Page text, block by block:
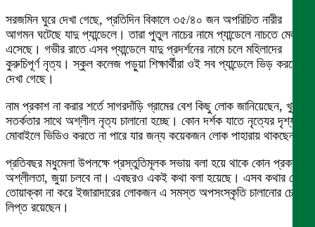
সরজমিন ঘুরে দেখা গেছে, প্রতিদিন বিকালে ৩৫/৪০ জন অপরিচিত নারীর
আগমন ঘটেছে যাদু প্যান্ডেলে। তারা পুতুল নাচের নামে প্যান্ডেলে নাচতে মেলায়
এসেছে। গভীর রাতে এসব প্যান্ডেলে যাদু প্রদর্শনের নামে চলে মহিলাদের
কুরুচিপূর্ণ নৃত্য। স্কুল কলেজ পড়ুয়া শিক্ষার্থীরা ওই সব প্যান্ডেলে ভিড় করতে
দেখা গেছে।
নাম প্রকাশ না করার শর্তে সাগরদাঁড়ি গ্রামের বেশ কিছু লোক জানিয়েছেন, খুব
সতর্কতার সাথে অশ্লীল নৃত্য চালানো হচ্ছে। কোন দর্শক যাতে নৃত্যের দৃশ্য
মোবাইলে ভিডিও করতে না পারে যার জন্য কয়েকজন লোক পাহারায় থাকছেন।
প্রতিবছর মধুমেলা উপলক্ষে প্রস্তুতিমূলক সভায় বলা হয়ে থাকে কোন প্রকার
অশ্লীলতা, জুয়া চলবে না। এবছরও একই কথা বলা হয়েছে। এসব কথার কোন
তোয়াক্কা না করে ইজারাদারের লোকজন এ সমস্ত অপসংস্কৃতি চালানোর চেষ্টায়
লিপ্ত রয়েছেন।